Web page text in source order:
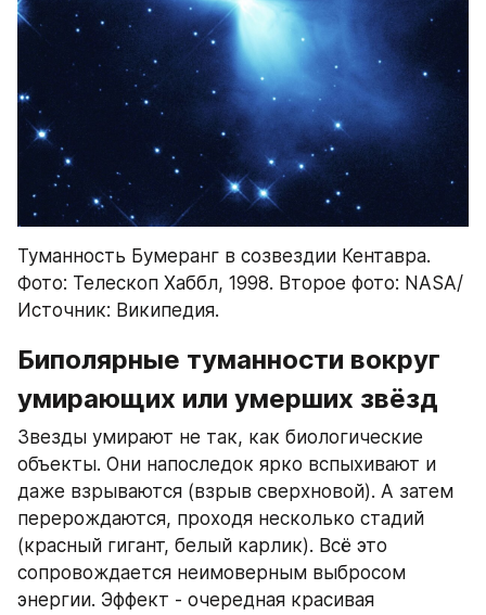
Туманность Бумеранг в созвездии Кентавра.
Фото: Телескоп Хаббл, 1998. Второе фото: NASA/
Источник: Википедия.
Биполярные туманности вокруг
умирающих или умерших звёзд
Звезды умирают не так, как биологические
объекты. Они напоследок ярко вспыхивают и
даже взрываются (взрыв сверхновой). А затем
перерождаются, проходя несколько стадий
(красный гигант, белый карлик). Всё это
сопровождается неимоверным выбросом
энергии. Эффект - очередная красивая